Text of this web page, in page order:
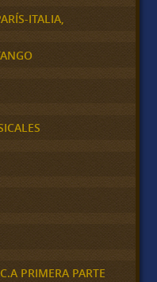
ITALIA,
PRIMERA PARTE